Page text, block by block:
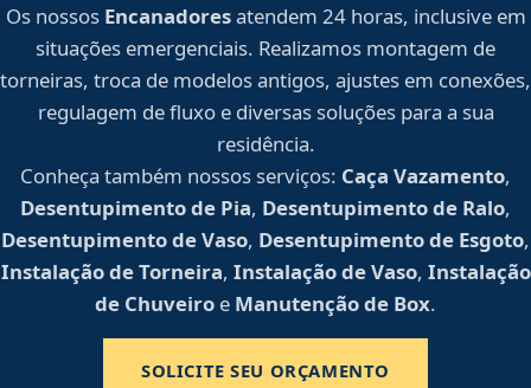
Os nossos Encanadoresatendem 24 horas, inclusive em
situações emergenciais. Realizamos montagem de
torneiras, troca de modelos antigos, ajustes em conexões,
regulagem de fluxo e diversas soluções para a sua
residência.
Conheça também nossos serviços: Caça Vazamento,
Desentupimento de Pia, Desentupimento de Ralo,
Desentupimento de Vaso, Desentupimento de Esgoto,
Instalação de Torneira, Instalação de Vaso, Instalação
de Chuveiro e Manutenção de Box.
SOLICITE SEU ORÇAMENTO